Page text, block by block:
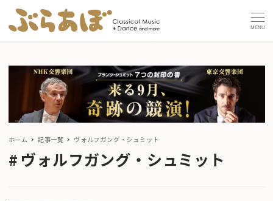
MENU
ホーム 記事一覧 ヴォルフガング・シュミット
ヴォルフガング・シュミット